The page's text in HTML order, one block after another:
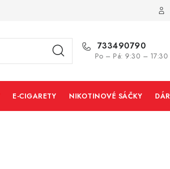
733490790
Po – Pá: 9:30 – 17:30
E-CIGARETY NIKOTINOVÉ SÁČKY